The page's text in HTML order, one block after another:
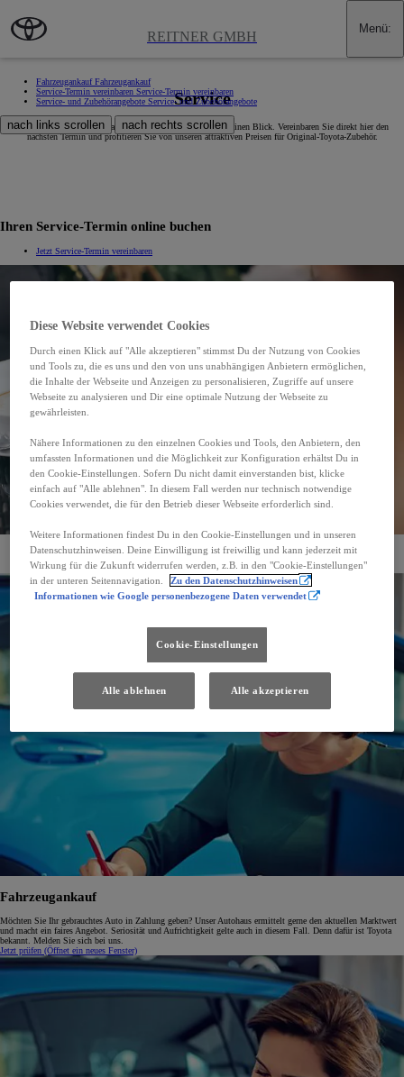
REITNER GMBH Menü:
FahrzeugankaufFahrzeugankauf
Service-Termin vereinbaren Service-Termin vereinbaren
Service- und Zubehörangebote Service- und Zubehörangebote
nach links scrollen nach rechts scrollen
Service
Alle Service- und Zubehörangebote von Toyota Reitner auf einen Blick. Vereinbaren Sie direkt hier den
nächsten Termin und profitieren Sie von unseren attraktiven Preisen für Original-Toyota-Zubehör.
Ihren Service-Termin online buchen
Jetzt Service-Termin vereinbaren
Services für Sie
Fahrzeugankauf
Möchten Sie Ihr gebrauchtes Auto in Zahlung geben? Unser Autohaus ermittelt gerne den aktuellen Marktwert
und macht ein faires Angebot. Seriosität und Aufrichtigkeit gelte auch in diesem Fall. Denn dafür ist Toyota
bekannt. Melden Sie sich bei uns.
Jetzt prüfen (Öffnet ein neues Fenster)
Diese Website verwendet Cookies
Durch einen Klick auf "Alle akzeptieren" stimmst Du der Nutzung von Cookies
und Tools zu, die es uns und den von uns unabhängigen Anbietern ermöglichen,
die Inhalte der Webseite und Anzeigen zu personalisieren, Zugriffe auf unsere
Webseite zu analysieren und Dir eine optimale Nutzung der Webseite zu
gewährleisten.
Nähere Informationen zu den einzelnen Cookies und Tools, den Anbietern, den
umfassten Informationen und die Möglichkeit zur Konfiguration erhältst Du in
den Cookie-Einstellungen. Sofern Du nicht damit einverstanden bist, klicke
einfach auf "Alle ablehnen". In diesem Fall werden nur technisch notwendige
Cookies verwendet, die für den Betrieb dieser Webseite erforderlich sind.
Weitere Informationen findest Du in den Cookie-Einstellungen und in unseren
Datenschutzhinweisen. Deine Einwilligung ist freiwillig und kann jederzeit mit
Wirkung für die Zukunft widerrufen werden, z.B. in den "Cookie-Einstellungen"
in der unteren Seitennavigation.
Zu den Datenschutzhinweisen
Informationen wie Google personenbezogene Daten verwendet
Cookie-Einstellungen
Alle ablehnen Alle akzeptieren